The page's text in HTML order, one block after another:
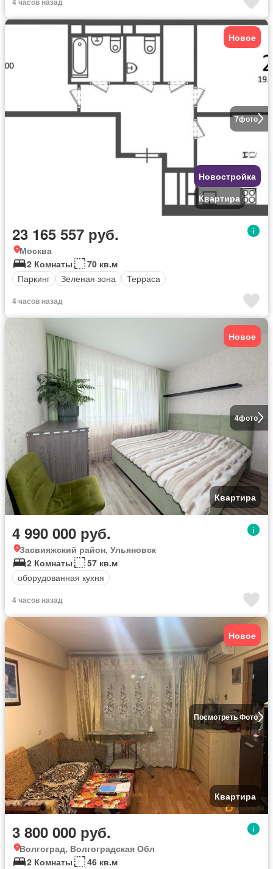
7фото
Новое
Новостройка
Квартира
23 165 557 руб.
Москва
2 Комнаты
70 кв.м
Паркинг
Зеленая зона Терраса
4 часов назад
4фото
Новое
Квартира
4 990 000 руб.
Засвияжский район, Ульяновск
2 Комнаты
57 кв.м
оборудованная кухня
4 часов назад
Посмотреть Фото
Новое
Квартира
3 800 000 руб.
Волгоград, Волгоградская Обл
2 Комнаты
46 кв.м